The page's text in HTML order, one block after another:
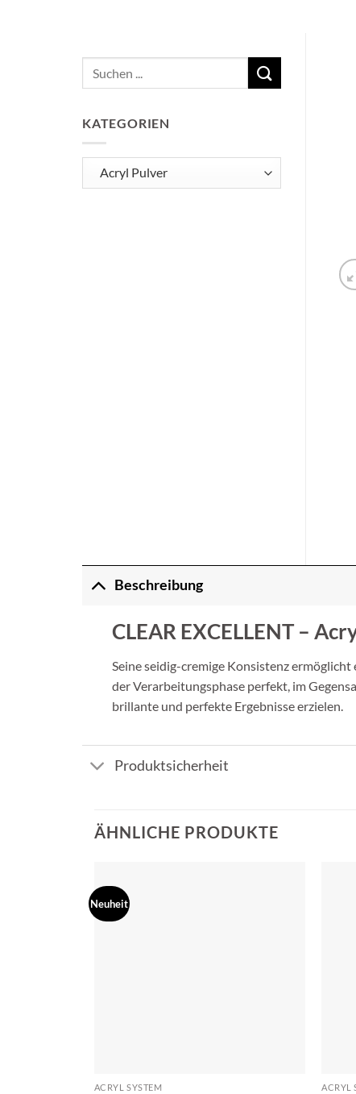
KATEGORIEN
Beschreibung
CLEAR EXCELLENT –
Seine seidig-cremige Konsistenz
der Verarbeitungsphase perfekt, im
brillante und perfekte Ergebnisse erzielen.
Produktsicherheit
ÄHNLICHE PRODUKTE
Neuheit
ACRYL SYSTEM ACRYL